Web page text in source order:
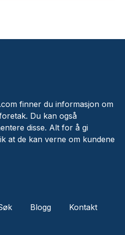
finner du informasjon om
Du kan også
disse. Alt for å gi
at de kan verne om kundene
Blogg
Kontakt